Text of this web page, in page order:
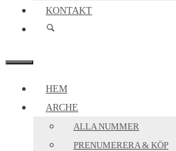
KONTAKT
MENY
HEM
ARCHE
ALLA NUMMER
PRENUMERERA & KÖP